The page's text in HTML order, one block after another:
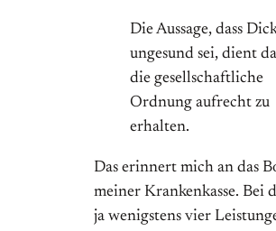
Die Aussage, dass
ungesund sei, dient
die gesell­schaftliche
Ordnung aufrecht zu
erhalten.
Das erinnert mich an das
meiner Krankenkasse. Bei
ja wenigstens vier